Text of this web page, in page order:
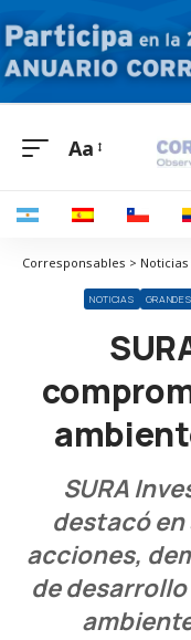
Aa
NOTICIAS
SURA
destacó
acciones,
de